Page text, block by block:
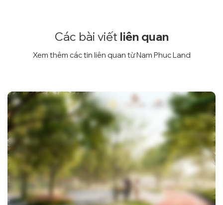
Các bài viết liên quan
Xem thêm các tin liên quan từ Nam Phuc Land